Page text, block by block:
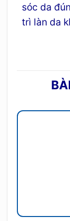
sóc da
trì làn da